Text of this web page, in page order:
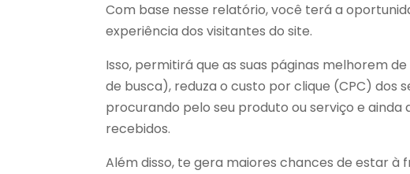
Com base nesse relatório, você terá a
experiência dos visitantes do site.
Isso, permitirá que as suas páginas melhorem
de busca), reduza o custo por clique (CPC) dos
procurando pelo seu produto ou serviço e
recebidos.
Além disso, te gera maiores chances de estar